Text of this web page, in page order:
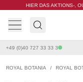
HIER DAS AKTIONS-,
+49 (0)40 727 33 33 3
ROYAL BOTANIA / ROYAL